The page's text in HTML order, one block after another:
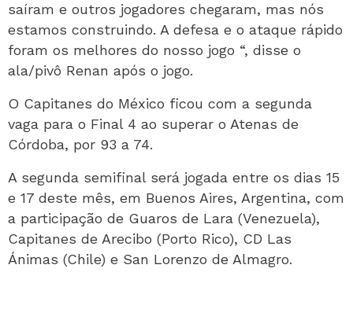
saíram e outros jogadores chegaram, mas nós
estamos construindo. A defesa e o ataque rápido
foram os melhores do nosso jogo “, disse o
ala/pivô Renan após o jogo.
O Capitanes do México ficou com a segunda
vaga para o Final 4 ao superar o Atenas de
Córdoba, por 93 a 74.
A segunda semifinal será jogada entre os dias 15
e 17 deste mês, em Buenos Aires, Argentina, com
a participação de Guaros de Lara (Venezuela),
Capitanes de Arecibo (Porto Rico), CD Las
Ánimas (Chile) e San Lorenzo de Almagro.